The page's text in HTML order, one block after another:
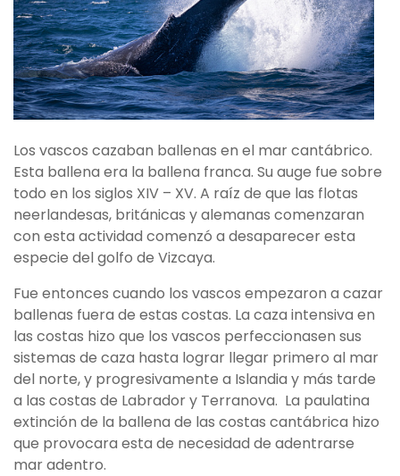
Los vascos cazaban ballenas en el mar cantábrico.
Esta ballena era la ballena franca. Su auge fue sobre
todo en los siglos XIV – XV. A raíz de que las flotas
neerlandesas, británicas y alemanas comenzaran
con esta actividad comenzó a desaparecer esta
especie del golfo de Vizcaya.
Fue entonces cuando los vascos empezaron a cazar
ballenas fuera de estas costas. La caza intensiva en
las costas hizo que los vascos perfeccionasen sus
sistemas de caza hasta lograr llegar primero al mar
del norte, y progresivamente a Islandia y más tarde
a las costas de Labrador y Terranova. La paulatina
extinción de la ballena de las costas cantábrica hizo
que provocara esta de necesidad de adentrarse
mar adentro.